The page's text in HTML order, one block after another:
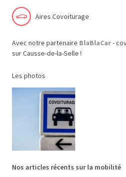
Aires Covoiturage
Avec notre partenaire BlaBlaCar-
sur Causse-de-la-Selle !
Les photos
Nos articles récents sur la mobilité